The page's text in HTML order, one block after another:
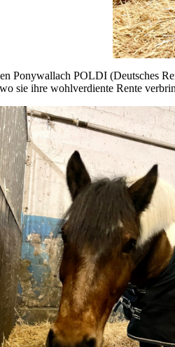
Ponywallach POLDI (Deutsches
sie ihre wohlverdiente Rente